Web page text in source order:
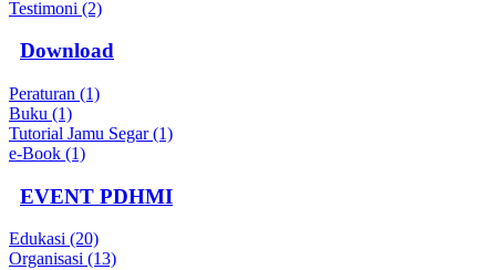
Testimoni (2)
Download
Peraturan (1)
Buku (1)
Tutorial Jamu Segar (1)
e-Book (1)
EVENT PDHMI
Edukasi (20)
Organisasi (13)